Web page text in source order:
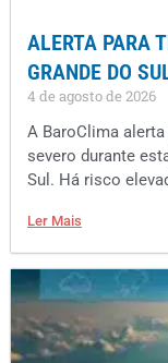
ALERTA PARA
GRANDE DO
4 de agosto de 2026
A BaroClima
severo durante
Sul. Há risco
Ler Mais